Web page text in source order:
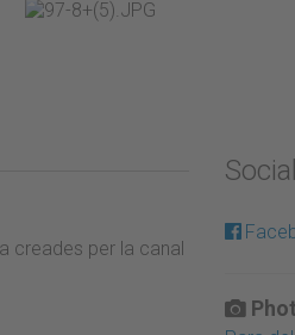
creades per la canal